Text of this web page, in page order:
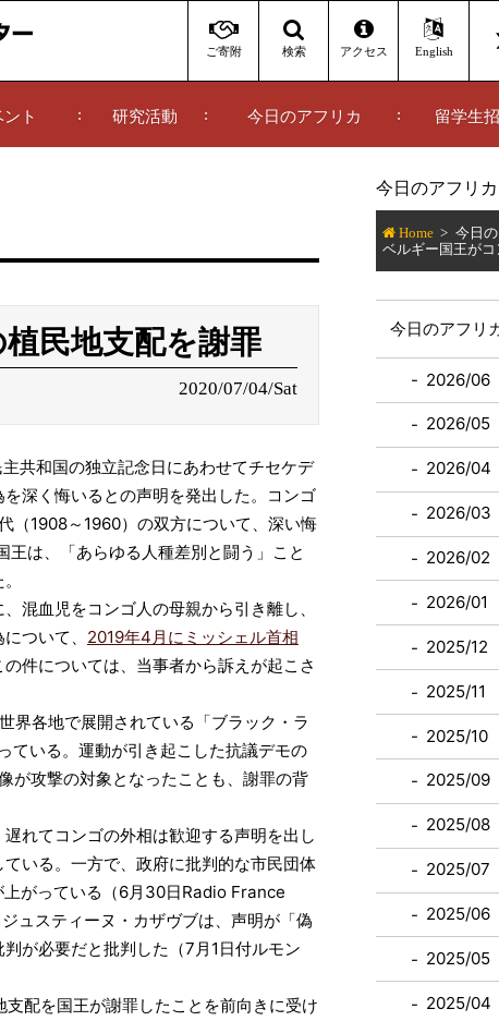
ご寄附 検索 アクセス English
ト 研究活動 今日のアフリカ 留学生
今日のアフリカ
Home
今日
ベルギー国王が
今日のアフリ
2026/06
2026/05
2026/04
2026/03
2026/02
2026/01
2025/12
2025/11
2025/10
2025/09
2025/08
2025/07
2025/06
2025/05
2025/04
民地支配を謝罪
2020/07/04/Sat
共和国の独立記念日にあわせてチセケデ
深く悔いるとの声明を発出した。コンゴ
（1908～1960）の双方について、深い悔
は、「あらゆる人種差別と闘う」こと
混血児をコンゴ人の母親から引き離し、
ついて、 2019年4月にミッシェル首相
の件については、当事者から訴えが起こさ
界各地で展開されている「ブラック・ラ
ている。運動が引き起こした抗議デモの
が攻撃の対象となったことも、謝罪の背
れてコンゴの外相は歓迎する声明を出し
いる。一方で、政府に批判的な市民団体
がっている（6月30日Radio France
ュスティーヌ・カザヴブは、声明が「偽
が必要だと批判した（7月1日付ルモン
配を国王が謝罪したことを前向きに受け